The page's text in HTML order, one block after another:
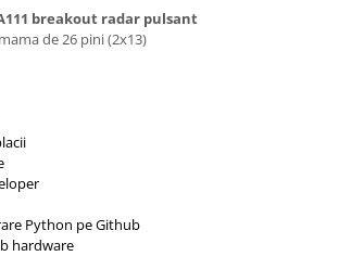
breakout radar pulsant
de 26 pini (2x13)
Python pe Github
hardware